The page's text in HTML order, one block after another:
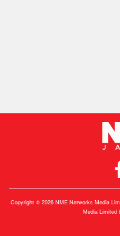
Copyright © 2026 NME Networks Media
Media Limited